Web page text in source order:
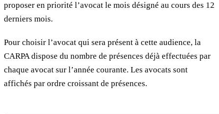
proposer en priorité l’avocat le mois désigné au cours des 12
derniers mois.
Pour choisir l’avocat qui sera présent à cette audience, la
CARPA dispose du nombre de présences déjà effectuées par
chaque avocat sur l’année courante. Les avocats sont
affichés par ordre croissant de présences.